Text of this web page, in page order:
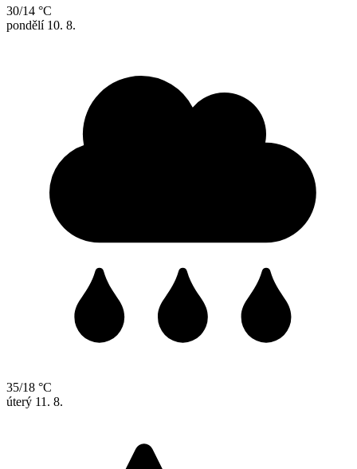
30/14 °C
pondělí 10. 8.
35/18 °C
úterý 11. 8.